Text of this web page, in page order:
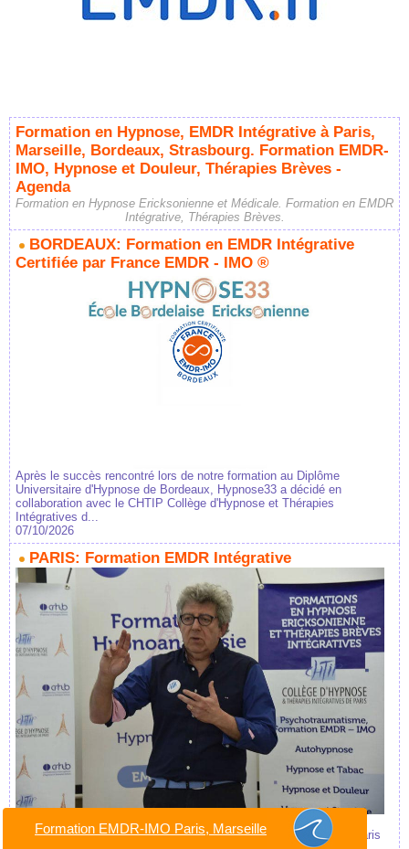
Formation en Hypnose, EMDR Intégrative à Paris,
Marseille, Bordeaux, Strasbourg. Formation EMDR-
IMO, Hypnose et Douleur, Thérapies Brèves -
Agenda
Formation en Hypnose Ericksonienne et Médicale. Formation en EMDR
Intégrative, Thérapies Brèves.
BORDEAUX: Formation en EMDR Intégrative
Certifiée par France EMDR - IMO ®
Après le succès rencontré lors de notre formation au Diplôme
Universitaire d'Hypnose de Bordeaux, Hypnose33 a décidé en
collaboration avec le CHTIP Collège d'Hypnose et Thérapies
Intégratives d...
07/10/2026
PARIS: Formation EMDR Intégrative
Formation Certifiante et validée par France EMDR IMO ®. Un
partenariat CHTIP Collège d'Hypnose Thérapies Intégratives de Paris
Formation EMDR-IMO Paris, Marseille